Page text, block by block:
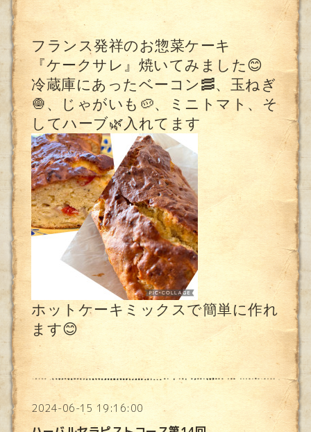
フランス発祥のお惣菜ケーキ
『ケークサレ』焼いてみました😊
冷蔵庫にあったベーコン🥓、玉ねぎ
🧅、じゃがいも🥔、ミニトマト、そ
してハーブ🌿入れてます
ホットケーキミックスで簡単に作れ
ます😊
2024-06-15 19:16:00